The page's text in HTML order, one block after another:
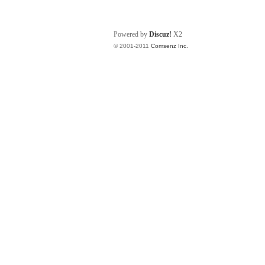
Powered by Discuz! X2
© 2001-2011 Comsenz Inc.